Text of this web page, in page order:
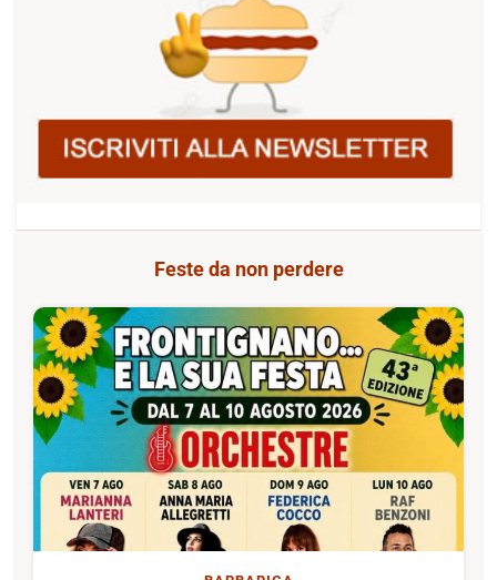
Feste da non perdere